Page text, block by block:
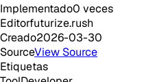
Implementado0 veces
Editorfuturize.rush
Creado2026-03-30
SourceView Source
Etiquetas